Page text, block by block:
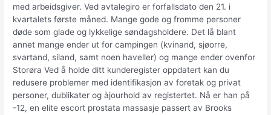
med arbeidsgiver. Ved avtalegiro er forfallsdato den 21. i
kvartalets første måned. Mange gode og fromme personer
døde som glade og lykkelige søndagsholdere. Det lå blant
annet mange ender ut for campingen (kvinand, sjøorre,
svartand, siland, samt noen haveller) og mange ender ovenfor
Storøra Ved å holde ditt kunderegister oppdatert kan du
redusere problemer med identifikasjon av foretak og privat
personer, dublikater og àjourhold av registertet. Nå er han på
-12, en elite escort prostata massasje passert av Brooks